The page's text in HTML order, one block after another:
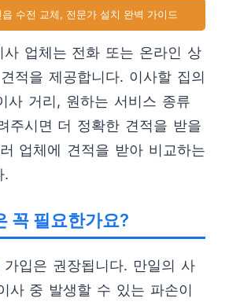
수전 교체, 전문가 설치 완벽 가이드
사 업체는 전화 또는 온라인 상
적을 제공합니다. 이사할 집의
사 거리, 원하는 서비스 종류
주시면 더 정확한 견적을 받을
업체에 견적을 받아 비교하는
.
꼭 필요한가요?
입은 권장됩니다. 만일의 사
사 중 발생할 수 있는 파손이